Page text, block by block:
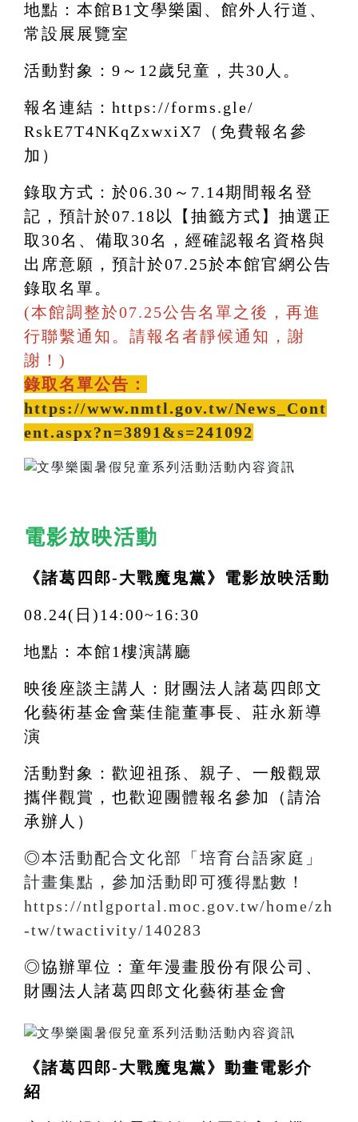
地點：本館B1文學樂園、館外人行道、
常設展展覽室
活動對象：9～12歲兒童，共30人。
報名連結： https://forms.gle/
RskE7T4NKqZxwxiX7 （免費報名參
加）
錄取方式：於06.30～7.14期間報名登
記，預計於07.18以【抽籤方式】抽選正
取30名、備取30名，經確認報名資格與
出席意願，預計於07.25於本館官網公告
錄取名單。
(本館調整於07.25公告名單之後，再進
行聯繫通知。請報名者靜候通知，謝
謝！)
錄取名單公告：
https://www.nmtl.gov.tw/News_Cont
ent.aspx?n=3891&s=241092
電影放映活動
《諸葛四郎-大戰魔鬼黨》電影放映活動
08.24(日)14:00~16:30
地點：本館1樓演講廳
映後座談主講人：財團法人諸葛四郎文
化藝術基金會葉佳龍董事長、莊永新導
演
活動對象：歡迎祖孫、親子、一般觀眾
攜伴觀賞，也歡迎團體報名參加（請洽
承辦人）
◎本活動配合文化部「培育台語家庭」
計畫集點，參加活動即可獲得點數！
https://ntlgportal.moc.gov.tw/home/zh
-tw/twactivity/140283
◎協辦單位：童年漫畫股份有限公司、
財團法人諸葛四郎文化藝術基金會
《諸葛四郎-大戰魔鬼黨》動畫電影介
紹